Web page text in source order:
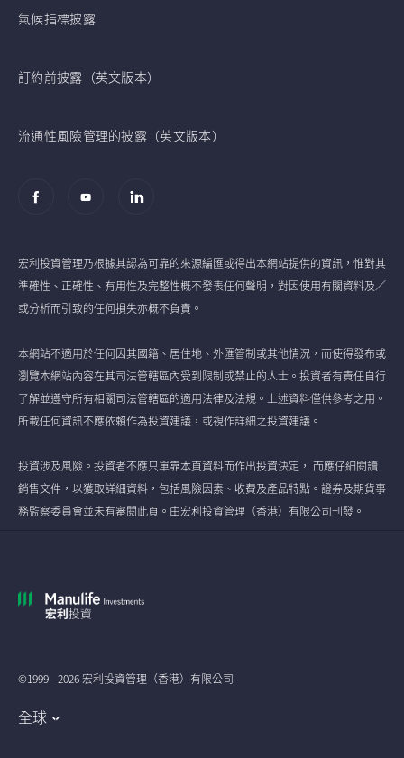
氣候指標披露
訂約前披露（英文版本）
流通性風險管理的披露（英文版本）
宏利投資管理乃根據其認為可靠的來源編匯或得出本網站提供的資訊，惟對其
準確性、正確性、有用性及完整性概不發表任何聲明，對因使用有關資料及／
或分析而引致的任何損失亦概不負責。
本網站不適用於任何因其國籍、居住地、外匯管制或其他情況，而使得發布或
瀏覽本網站內容在其司法管轄區內受到限制或禁止的人士。投資者有責任自行
了解並遵守所有相關司法管轄區的適用法律及法規。上述資料僅供參考之用。
所載任何資訊不應依賴作為投資建議，或視作詳細之投資建議。
投資涉及風險。投資者不應只單靠本頁資料而作出投資決定， 而應仔細閱讀
銷售文件，以獲取詳細資料，包括風險因素、收費及產品特點。證券及期貨事
務監察委員會並未有審閱此頁。由宏利投資管理（香港）有限公司刊發。
©1999 - 2026 宏利投資管理（香港）有限公司
全球